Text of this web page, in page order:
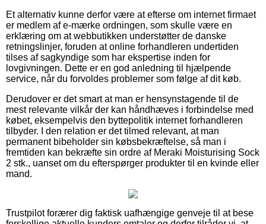
Et alternativ kunne derfor være at efterse om internet firmaet
er medlem af e-mærke ordningen, som skulle være en
erklæring om at webbutikken understøtter de danske
retningslinjer, foruden at online forhandleren undertiden
tilses af sagkyndige som har ekspertise inden for
lovgivningen. Dette er en god anledning til hjælpende
service, når du forvoldes problemer som følge af dit køb.
Derudover er det smart at man er hensynstagende til de
mest relevante vilkår der kan håndhæves i forbindelse med
købet, eksempelvis den byttepolitik internet forhandleren
tilbyder. I den relation er det tilmed relevant, at man
permanent bibeholder sin købsbekræftelse, så man i
fremtiden kan bekræfte sin ordre af Meraki Moisturising Sock
2 stk., uanset om du efterspørger produkter til en kvinde eller
mand.
Trustpilot forærer dig faktisk uafhængige genveje til at bese